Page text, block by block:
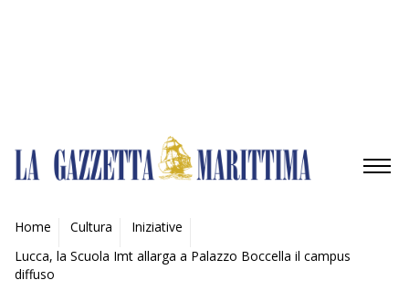
AMBIENTE
MOBILITÀ
Home Cultura
Iniziative
Lucca, la Scuola Imt allarga a Palazzo Boccella il campus
diffuso